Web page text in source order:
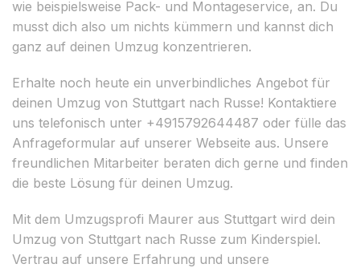
wie beispielsweise Pack- und Montageservice, an. Du
musst dich also um nichts kümmern und kannst dich
ganz auf deinen Umzug konzentrieren.
Erhalte noch heute ein unverbindliches Angebot für
deinen Umzug von Stuttgart nach Russe! Kontaktiere
uns telefonisch unter +4915792644487 oder fülle das
Anfrageformular auf unserer Webseite aus. Unsere
freundlichen Mitarbeiter beraten dich gerne und finden
die beste Lösung für deinen Umzug.
Mit dem Umzugsprofi Maurer aus Stuttgart wird dein
Umzug von Stuttgart nach Russe zum Kinderspiel.
Vertrau auf unsere Erfahrung und unsere